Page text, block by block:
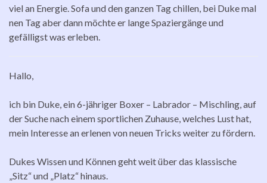
viel an Energie. Sofa und den ganzen Tag chillen, bei Duke mal
nen Tag aber dann möchte er lange Spaziergänge und
gefälligst was erleben.
Hallo,
ich bin Duke, ein 6-jähriger Boxer – Labrador – Mischling, auf
der Suche nach einem sportlichen Zuhause, welches Lust hat,
mein Interesse an erlenen von neuen Tricks weiter zu fördern.
Dukes Wissen und Können geht weit über das klassische
„Sitz“ und „Platz“ hinaus.